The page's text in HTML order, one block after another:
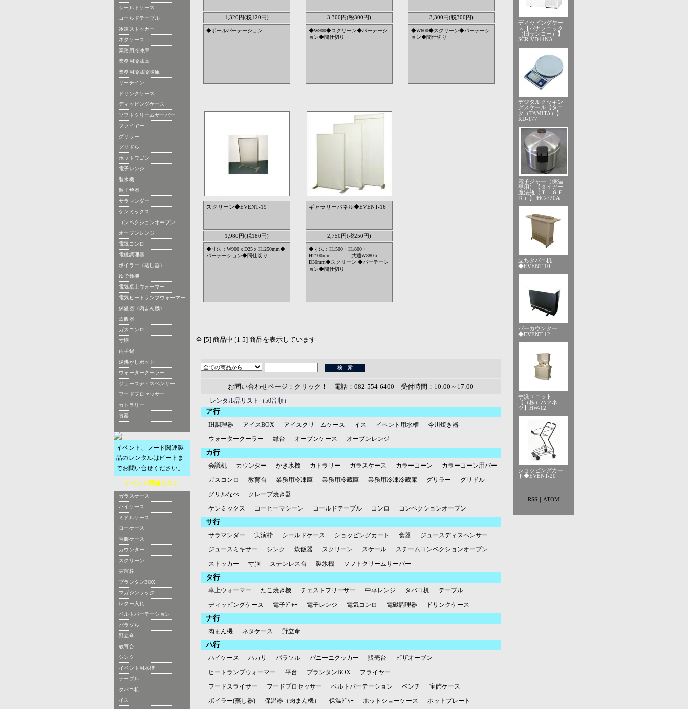
シールドケース
コールドテーブル
冷凍ストッカー
ネタケース
業務用冷凍庫
業務用冷蔵庫
業務用冷蔵冷凍庫
リーチイン
ドリンクケース
ディッピングケース
ソフトクリームサーバー
フライヤー
グリラー
グリドル
ホットワゴン
電子レンジ
製氷機
餃子焼器
サラマンダー
ケンミックス
コンベクションオーブン
オーブンレンジ
電気コンロ
電磁調理器
ボイラー（蒸し器）
ゆで麺機
電気卓上ウォーマー
電気ヒートランプウォーマー
保温器（肉まん機）
炊飯器
ガスコンロ
寸胴
両手鍋
湯沸かしポット
ウォータークーラー
ジュースディスペンサー
フードプロセッサー
カトラリー
食器
イベント、フード関連製
品のレンタルはビートま
でお問い合せください。
イベント関連リスト
ガラスケース
ハイケース
ミドルケース
ローケース
宝飾ケース
カウンター
スクリーン
実演枠
プランタンBOX
マガジンラック
レター入れ
ベルトパーテーション
パラソル
野立傘
教育台
シンク
イベント用水槽
テーブル
タバコ机
イス
1,320円(税120円)
◆ポールパーテーション
3,300円(税300円)
◆W900◆スクリーン◆パーテーシ
ョン◆間仕切り
3,300円(税300円)
◆W600◆スクリーン◆パーテーシ
ョン◆間仕切り
スクリーン◆EVENT-19
1,980円(税180円)
◆寸法：W900ｘD25ｘH1250mm◆
パーテーション◆間仕切り
ギャラリーパネル◆EVENT-16
2,750円(税250円)
◆寸法：H1500・H1800・
H2100mm 共通W880ｘ
D30mm◆スクリーン ◆パーテーシ
ョン◆間仕切り
全 [5] 商品中 [1-5] 商品を表示しています
お問い合わせページ：クリック！ 電話：082-554-6400 受付時間：10:00～17:00
レンタル品リスト（50音順）
ア行
IH調理器 アイスBOX アイスクリ－ムケース イス イベント用水槽
今川焼き器
ウォータークーラー
縁台 オープンケース オーブンレンジ
カ行
会議机 カウンター かき氷機 カトラリー ガラスケース カラーコーン
カラーコーン用バー
ガスコンロ
教育台 業務用冷凍庫 業務用冷蔵庫 業務用冷凍冷蔵庫 グリラー
グリドル
グリルなべ
クレープ焼き器
ケンミックス
コーヒーマシーン コールドテーブル コンロ コンベクションオーブン
サ行
サラマンダー 実演枠 シールドケース ショッピングカート 食器
ジュースディスペンサー
ジュースミキサー
シンク 炊飯器 スクリーン スケール
スチームコンベクションオーブン
ストッカー
寸胴 ステンレス台 製氷機 ソフトクリームサーバー
タ行
卓上ウォーマー たこ焼き機 チェストフリーザー 中華レンジ タバコ机
テーブル
ディッピングケース
電子ｼﾞｬｰ 電子レンジ 電気コンロ 電磁調理器 ドリンクケース
ナ行
肉まん機 ネタケース 野立傘
ハ行
ハイケース ハカリ パラソル パニーニクッカー 販売台
ピザオーブン
ヒートランプウォーマー
平台 プランタンBOX
フライヤー
フードスライサー
フードプロセッサー ベルトパーテーション ベンチ
宝飾ケース
ボイラー(蒸し器)
保温器（肉まん機） 保温ｼﾞｬｰ ホットショーケース
ホットプレート
ディッピングケー
ス【パナソニック
（旧サンヨー）】
SCR-VD14NA
デジタルクッキン
グスケール【タニ
タ（TAMITA）】
KD-177
電子ジャー（保温
専用）【タイガー
魔法瓶（ＴＩＧＥ
Ｒ）】JHC-720A
立ちタバコ机
◆EVENT-10
バーカウンター
◆EVENT-12
手洗ユニット
【（株）ハマネ
ツ】HW-12
ショッピングカー
ト◆EVENT-20
RSS ｜ ATOM